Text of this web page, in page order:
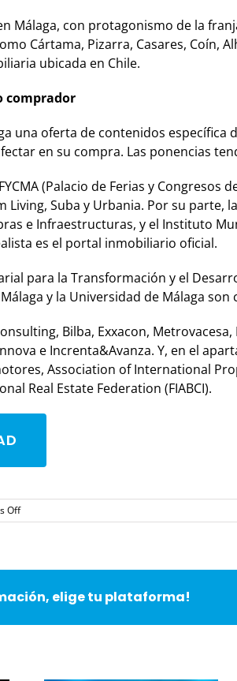
Málaga, con protagonismo de la
Cártama, Pizarra, Casares, Coín,
ubicada en Chile.
comprador
una oferta de contenidos
en su compra. Las ponencias
(Palacio de Ferias y Congresos
Living, Suba y Urbania. Por su parte,
e Infraestructuras, y el Instituto
es el portal inmobiliario oficial.
para la Transformación y el
y la Universidad de Málaga
Bilba, Exxacon,
e Increnta&Avanza. Y, en el
Association of International
Real Estate Federation (FIABCI).
Offon
Promotoras
Simed
promociones,
elige tu plataforma!